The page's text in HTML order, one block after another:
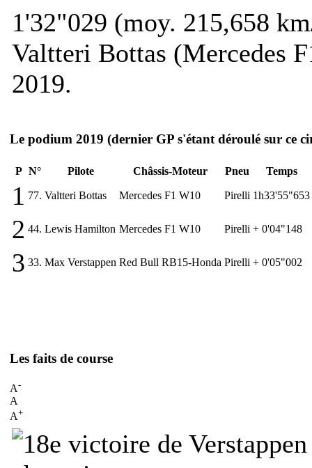
1'32"029 (moy. 215,658
Valtteri Bottas (Mercedes
2019.
Le podium 2019 (dernier GP s'étant déroulé sur ce
P N° Pilote Châssis-Moteur Pneu Temps
1 77. Valtteri Bottas Mercedes F1 W10 Pirelli 1h33'55"653
2 44. Lewis Hamilton Mercedes F1 W10 Pirelli + 0'04"148
3 33. Max Verstappen Red Bull RB15-Honda Pirelli + 0'05"002
Les faits de course
A-
A
A+